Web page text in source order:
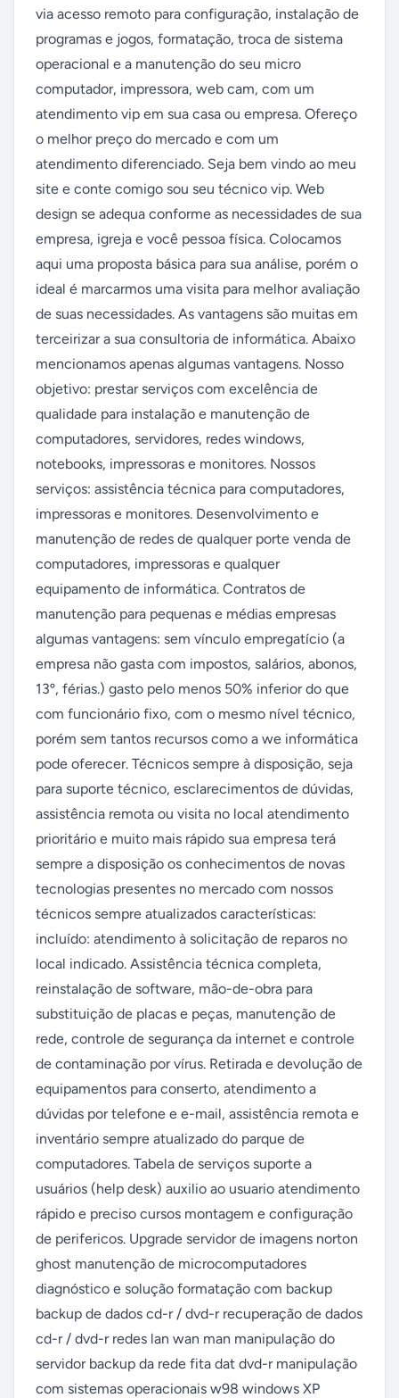
via acesso remoto para configuração, instalação de
programas e jogos, formatação, troca de sistema
operacional e a manutenção do seu micro
computador, impressora, web cam, com um
atendimento vip em sua casa ou empresa. Ofereço
o melhor preço do mercado e com um
atendimento diferenciado. Seja bem vindo ao meu
site e conte comigo sou seu técnico vip. Web
design se adequa conforme as necessidades de sua
empresa, igreja e você pessoa física. Colocamos
aqui uma proposta básica para sua análise, porém o
ideal é marcarmos uma visita para melhor avaliação
de suas necessidades. As vantagens são muitas em
terceirizar a sua consultoria de informática. Abaixo
mencionamos apenas algumas vantagens. Nosso
objetivo: prestar serviços com excelência de
qualidade para instalação e manutenção de
computadores, servidores, redes windows,
notebooks, impressoras e monitores. Nossos
serviços: assistência técnica para computadores,
impressoras e monitores. Desenvolvimento e
manutenção de redes de qualquer porte venda de
computadores, impressoras e qualquer
equipamento de informática. Contratos de
manutenção para pequenas e médias empresas
algumas vantagens: sem vínculo empregatício (a
empresa não gasta com impostos, salários, abonos,
13º, férias.) gasto pelo menos 50% inferior do que
com funcionário fixo, com o mesmo nível técnico,
porém sem tantos recursos como a we informática
pode oferecer. Técnicos sempre à disposição, seja
para suporte técnico, esclarecimentos de dúvidas,
assistência remota ou visita no local atendimento
prioritário e muito mais rápido sua empresa terá
sempre a disposição os conhecimentos de novas
tecnologias presentes no mercado com nossos
técnicos sempre atualizados características:
incluído: atendimento à solicitação de reparos no
local indicado. Assistência técnica completa,
reinstalação de software, mão-de-obra para
substituição de placas e peças, manutenção de
rede, controle de segurança da internet e controle
de contaminação por vírus. Retirada e devolução de
equipamentos para conserto, atendimento a
dúvidas por telefone e e-mail, assistência remota e
inventário sempre atualizado do parque de
computadores. Tabela de serviços suporte a
usuários (help desk) auxilio ao usuario atendimento
rápido e preciso cursos montagem e configuração
de perifericos. Upgrade servidor de imagens norton
ghost manutenção de microcomputadores
diagnóstico e solução formatação com backup
backup de dados cd-r / dvd-r recuperação de dados
cd-r / dvd-r redes lan wan man manipulação do
servidor backup da rede fita dat dvd-r manipulação
com sistemas operacionais w98 windows XP